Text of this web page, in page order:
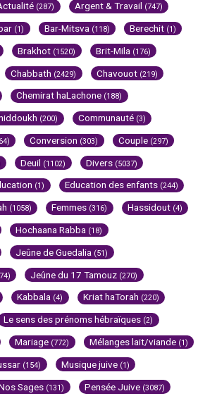
(287) Argent & Travail (747)
(1) Bar-Mitsva (118) Berechit (1)
Brakhot (1520) Brit-Mila (176)
Chabbath (2429) Chavouot (219)
Chemirat haLachone (188)
(200) Communauté (3)
Conversion (303) Couple (297)
Deuil (1102) Divers (5037)
(1) Education des enfants (244)
(1058) Femmes (316) Hassidout (4)
Hochaana Rabba (18)
Jeûne de Guedalia (51)
Jeûne du 17 Tamouz (270)
Kabbala (4) Kriat haTorah (220)
Le sens des prénoms hébraïques (2)
Mariage (772) Mélanges lait/viande (1)
(154) Musique juive (1)
Sages (131) Pensée Juive (3087)